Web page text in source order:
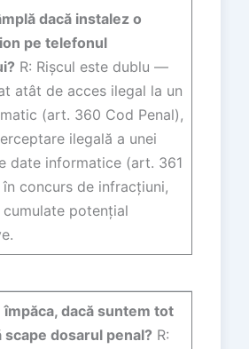
dacă instalez o
pe telefonul
R: Rișcul este dublu —
atât de acces ilegal la un
(art. 360 Cod Penal),
ilegală a unei
date informatice (art. 361
în concurs de infracțiuni,
potențial
împăca, dacă suntem tot
scape dosarul penal? R: